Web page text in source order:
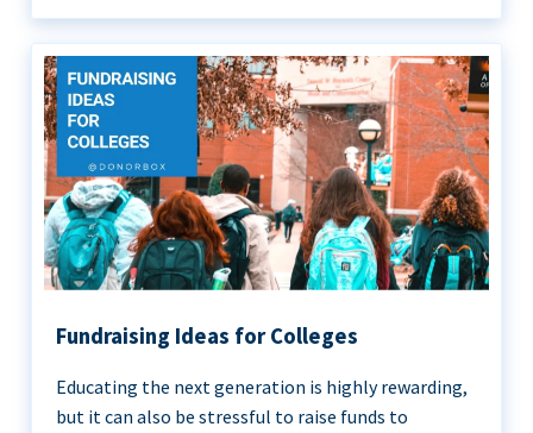
Fundraising Ideas for Colleges
Educating the next generation is highly rewarding,
but it can also be stressful to raise funds to